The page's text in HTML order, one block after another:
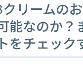
リームの
能なのか
をチェック